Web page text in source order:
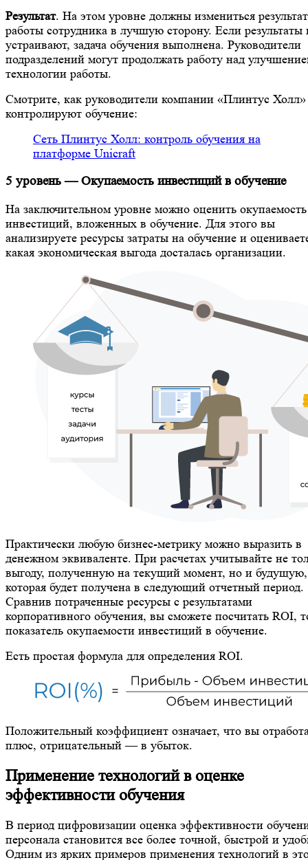
Результат. На этом уровне должны измениться
работы сотрудника в лучшую сторону. Если результаты
устраивают, задача обучения выполнена. Руководители
подразделений могут продолжать работу над
технологии работы.
Смотрите, как руководители компании «Плинтус Холл»
контролируют обучение:
Сеть Плинтус Холл: контроль обучения на
платформе Unicraft
5 уровень — Окупаемость инвестиций в обучение
На заключительном уровне можно оценить окупаемость
инвестиций, вложенных в обучение. Для этого вы
анализируете ресурсы затраты на обучение и
какая экономическая выгода досталась организации.
Практически любую бизнес-метрику можно выразить в
денежном эквиваленте. При расчетах учитывайте не
выгоду, полученную на текущий момент, но и будущую,
которая будет получена в следующий отчетный период.
Сравнив потраченные ресурсы с результатами
корпоративного обучения, вы сможете посчитать ROI,
показатель окупаемости инвестиций в обучение.
Есть простая формула для определения ROI.
Положительный коэффициент означает, что вы
плюс, отрицательный — в убыток.
Применение технологий в оценке
эффективности обучения
В период цифровизации оценка эффективности
персонала становится все более точной, быстрой и
Одним из ярких примеров применения технологий в